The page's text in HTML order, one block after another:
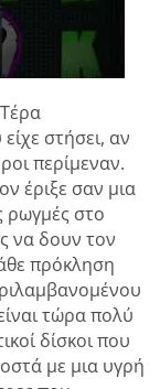
στήσει, αν
περίμεναν.
έριξε σαν μια
ρωγμές στο
να δουν τον
πρόκληση
τώρα πολύ
δίσκοι που
με μια υγρή